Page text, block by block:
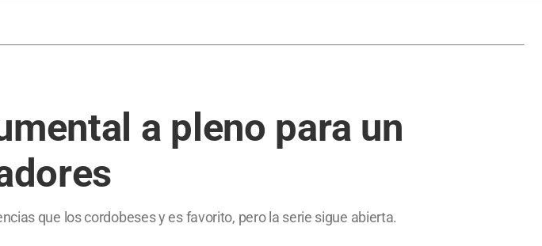
a pleno para un
que los cordobeses y es favorito, pero la serie sigue abierta.